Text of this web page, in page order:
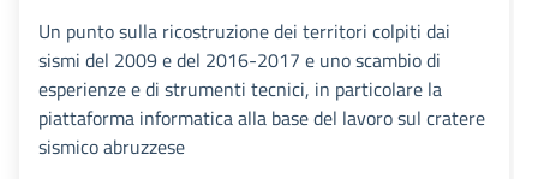
Un punto sulla ricostruzione dei territori colpiti dai
sismi del 2009 e del 2016-2017 e uno scambio di
esperienze e di strumenti tecnici, in particolare la
piattaforma informatica alla base del lavoro sul cratere
sismico abruzzese